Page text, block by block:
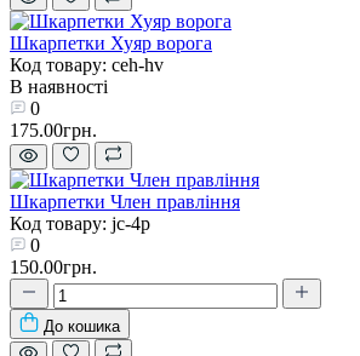
Шкарпетки Хуяр ворога
Код товару: ceh-hv
В наявності
0
175.00грн.
Шкарпетки Член правління
Код товару: jc-4p
0
150.00грн.
До кошика